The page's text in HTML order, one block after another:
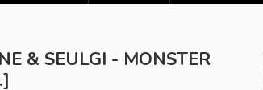
& SEULGI - MONSTER